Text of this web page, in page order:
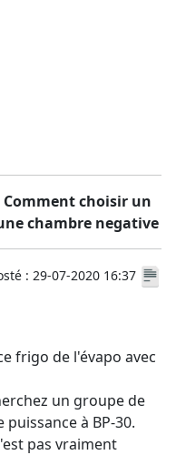
Comment choisir un
chambre negative
: 29-07-2020 16:37
frigo de l'évapo avec
un groupe de
à BP-30.
pas vraiment